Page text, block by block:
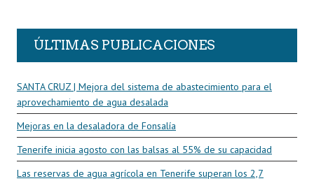
ÚLTIMAS PUBLICACIONES
SANTA CRUZ | Mejora del sistema de abastecimiento para el
aprovechamiento de agua desalada
Mejoras en la desaladora de Fonsalía
Tenerife inicia agosto con las balsas al 55% de su capacidad
Las reservas de agua agrícola en Tenerife superan los 2,7